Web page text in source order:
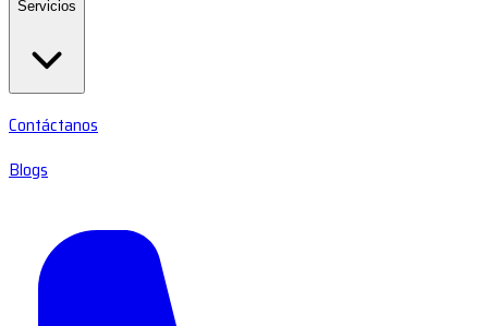
Servicios
Contáctanos
Blogs